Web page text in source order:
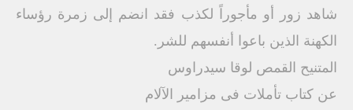
شاهد زور أو مأجوراً لكذب فقد انضم إلى زمرة رؤساء
الكهنة الذين باعوا أنفسهم للشر.
المتنيح القمص لوقا سيدراوس
عن كتاب تأملات فى مزامير الآلام